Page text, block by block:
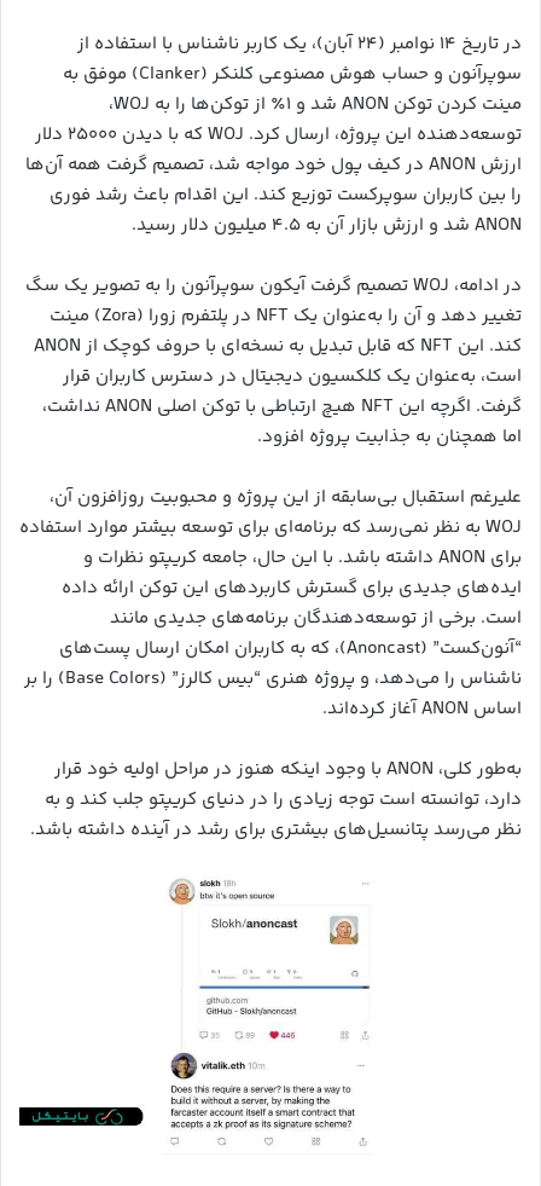
در تاریخ ۱۴ نوامبر (۲۴ آبان)، یک کاربر ناشناس با استفاده از
سوپرآنون و حساب هوش مصنوعی کلنکر (Clanker) موفق به
مینت کردن توکن ANON شد و ۱٪ از توکن‌ها را به WOJ،
توسعه‌دهنده این پروژه، ارسال کرد. WOJ که با دیدن ۲۵۰۰۰ دلار
ارزش ANON در کیف پول خود مواجه شد، تصمیم گرفت همه آن‌ها
را بین کاربران سوپرکست توزیع کند. این اقدام باعث رشد فوری
ANON شد و ارزش بازار آن به ۴.۵ میلیون دلار رسید.
در ادامه، WOJ تصمیم گرفت آیکون سوپرآنون را به تصویر یک سگ
تغییر دهد و آن را به‌عنوان یک NFT در پلتفرم زورا (Zora) مینت
کند. این NFT که قابل تبدیل به نسخه‌ای با حروف کوچک از ANON
است، به‌عنوان یک کلکسیون دیجیتال در دسترس کاربران قرار
گرفت. اگرچه این NFT هیچ ارتباطی با توکن اصلی ANON نداشت،
اما همچنان به جذابیت پروژه افزود.
علیرغم استقبال بی‌سابقه از این پروژه و محبوبیت روزافزون آن،
WOJ به نظر نمی‌رسد که برنامه‌ای برای توسعه بیشتر موارد استفاده
برای ANON داشته باشد. با این حال، جامعه کریپتو نظرات و
ایده‌های جدیدی برای گسترش کاربردهای این توکن ارائه داده
است. برخی از توسعه‌دهندگان برنامه‌های جدیدی مانند
“آنون‌کست” (Anoncast)، که به کاربران امکان ارسال پست‌های
ناشناس را می‌دهد، و پروژه هنری “بیس کالرز” (Base Colors) را بر
اساس ANON آغاز کرده‌اند.
به‌طور کلی، ANON با وجود اینکه هنوز در مراحل اولیه خود قرار
دارد، توانسته است توجه زیادی را در دنیای کریپتو جلب کند و به
نظر می‌رسد پتانسیل‌های بیشتری برای رشد در آینده داشته باشد.